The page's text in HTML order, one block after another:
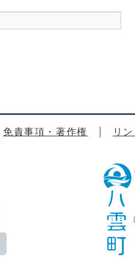
免責事項・著作権 リ